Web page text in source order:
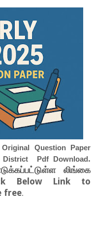
Question Paper
District Pdf Download.
லிங்கை
Below Link to
free.